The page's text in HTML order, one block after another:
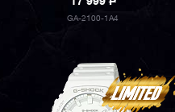
GA-2100-1A4